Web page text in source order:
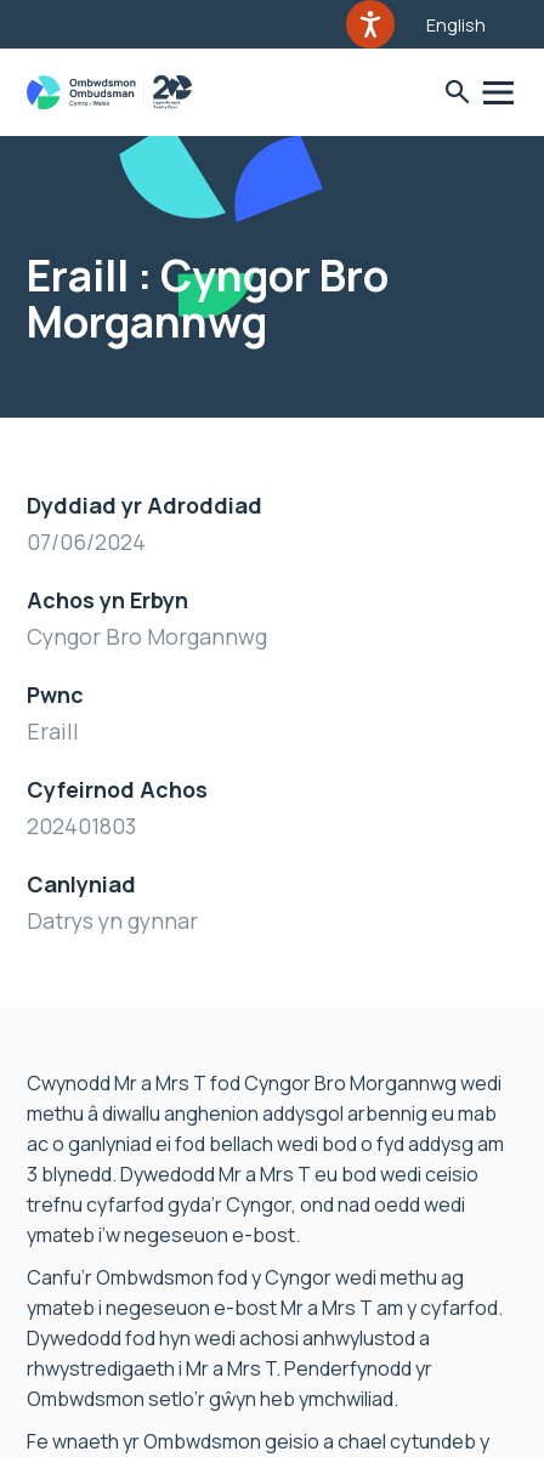
English
Eraill : Cyngor Bro
Morgannwg
Dyddiad yr Adroddiad
07/06/2024
Achos yn Erbyn
Cyngor Bro Morgannwg
Pwnc
Eraill
Cyfeirnod Achos
202401803
Canlyniad
Datrys yn gynnar
Cwynodd Mr a Mrs T fod Cyngor Bro Morgannwg wedi
methu â diwallu anghenion addysgol arbennig eu mab
ac o ganlyniad ei fod bellach wedi bod o fyd addysg am
3 blynedd. Dywedodd Mr a Mrs T eu bod wedi ceisio
trefnu cyfarfod gyda’r Cyngor, ond nad oedd wedi
ymateb i’w negeseuon e-bost.
Canfu’r Ombwdsmon fod y Cyngor wedi methu ag
ymateb i negeseuon e-bost Mr a Mrs T am y cyfarfod.
Dywedodd fod hyn wedi achosi anhwylustod a
rhwystredigaeth i Mr a Mrs T. Penderfynodd yr
Ombwdsmon setlo’r gŵyn heb ymchwiliad.
Fe wnaeth yr Ombwdsmon geisio a chael cytundeb y